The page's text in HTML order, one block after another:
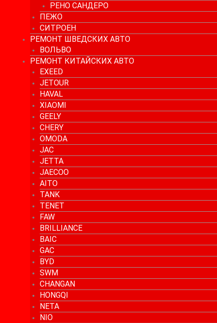
РЕНО САНДЕРО
ПЕЖО
СИТРОЕН
РЕМОНТ ШВЕДСКИХ АВТО
ВОЛЬВО
РЕМОНТ КИТАЙСКИХ АВТО
EXEED
JETOUR
HAVAL
XIAOMI
GEELY
CHERY
OMODA
JAC
JETTA
JAECOO
AITO
TANK
TENET
FAW
BRILLIANCE
BAIC
GAC
BYD
SWM
CHANGAN
HONGQI
NETA
NIO